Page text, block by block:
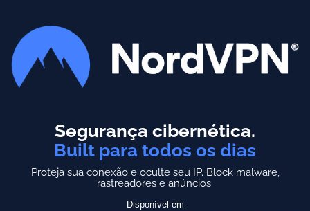
Segurança cibernética.
Built para todos os dias
Proteja sua conexão e oculte seu IP. Block malware,
rastreadores e anúncios.
Disponível em